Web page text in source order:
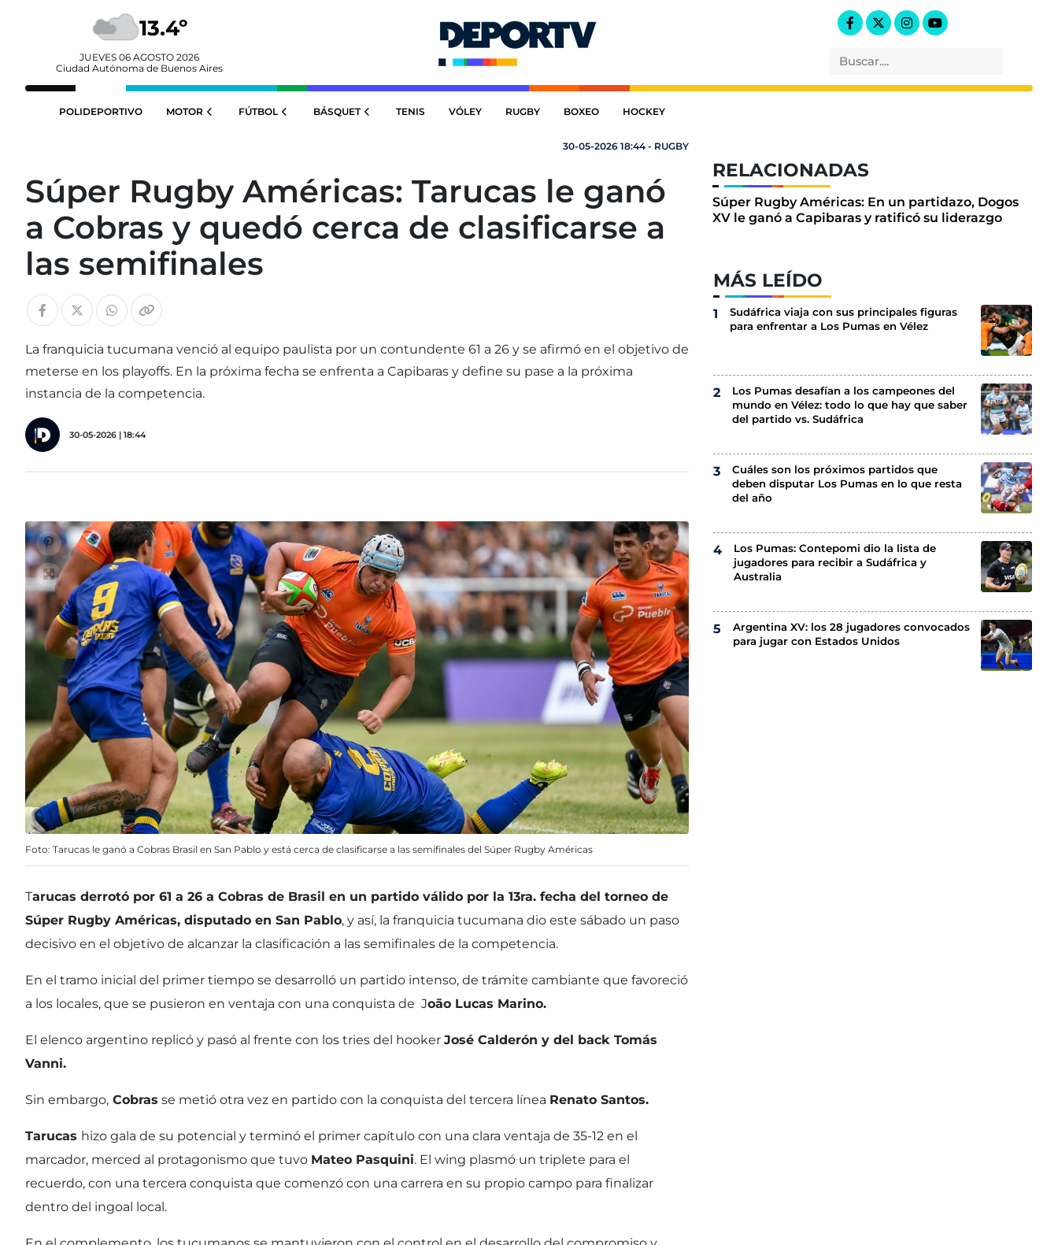
13.4º
JUEVES 06 AGOSTO 2026
Ciudad Autónoma de Buenos Aires
POLIDEPORTIVO MOTOR FÚTBOL BÁSQUET TENIS VÓLEY RUGBY BOXEO HOCKEY
30-05-2026 18:44 - RUGBY
Súper Rugby Américas: Tarucas le ganó
a Cobras y quedó cerca de clasificarse a
las semifinales
La franquicia tucumana venció al equipo paulista por un contundente 61 a 26 y se afirmó en el objetivo de
meterse en los playoffs. En la próxima fecha se enfrenta a Capibaras y define su pase a la próxima
instancia de la competencia.
30-05-2026 | 18:44
Foto: Tarucas le ganó a Cobras Brasil en San Pablo y está cerca de clasificarse a las semifinales del Súper Rugby Américas
Tarucas derrotó por 61 a 26 a Cobras de Brasil en un partido válido por la 13ra. fecha del torneo de
Súper Rugby Américas, disputado en San Pablo, y así, la franquicia tucumana dio este sábado un paso
decisivo en el objetivo de alcanzar la clasificación a las semifinales de la competencia.
En el tramo inicial del primer tiempo se desarrolló un partido intenso, de trámite cambiante que favoreció
a los locales, que se pusieron en ventaja con una conquista de João Lucas Marino.
El elenco argentino replicó y pasó al frente con los tries del hooker José Calderón y del back Tomás
Vanni.
Sin embargo, Cobras se metió otra vez en partido con la conquista del tercera línea Renato Santos.
Tarucas hizo gala de su potencial y terminó el primer capítulo con una clara ventaja de 35-12 en el
marcador, merced al protagonismo que tuvo Mateo Pasquini. El wing plasmó un triplete para el
recuerdo, con una tercera conquista que comenzó con una carrera en su propio campo para finalizar
dentro del ingoal local.
RELACIONADAS
Súper Rugby Américas: En un partidazo, Dogos
XV le ganó a Capibaras y ratificó su liderazgo
MÁS LEÍDO
Sudáfrica viaja con sus principales figuras
para enfrentar a Los Pumas en Vélez
Los Pumas desafían a los campeones del
mundo en Vélez: todo lo que hay que saber
del partido vs. Sudáfrica
Cuáles son los próximos partidos que
deben disputar Los Pumas en lo que resta
del año
Los Pumas: Contepomi dio la lista de
jugadores para recibir a Sudáfrica y
Australia
Argentina XV: los 28 jugadores convocados
para jugar con Estados Unidos